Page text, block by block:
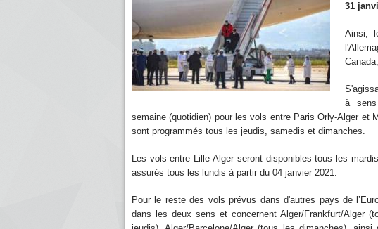
31
Ainsi,
à
semaine (quotidien) pour les vols entre Paris Orly-Alger et
sont programmés tous les jeudis, samedis et dimanches.
Les vols entre Lille-Alger seront disponibles tous les
assurés tous les lundis à partir du 04 janvier 2021.
Pour le reste des vols prévus dans d'autres pays de
dans les deux sens et concernent Alger/Frankfurt/Alger